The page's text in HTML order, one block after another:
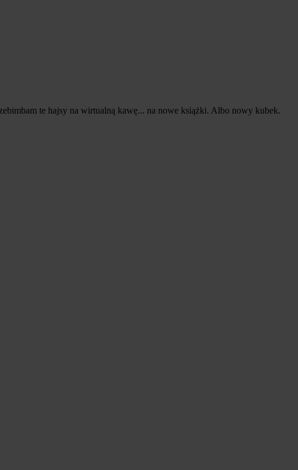
te hajsy na wirtualną kawę... na nowe książki. Albo nowy kubek.